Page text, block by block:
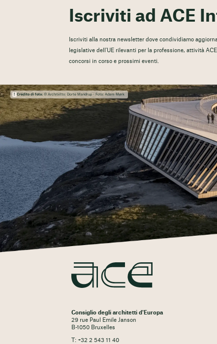
Iscriviti ad ACE
Iscriviti alla nostra newsletter dove condividiamo
legislative dell'UE rilevanti per la professione, attività
concorsi in corso e prossimi eventi.
Credito di foto:© Architetto: Dorte Mandrup - Foto: Adam Mørk
Consiglio degli architetti d'Europa
29 rue Paul Emile Janson
B-1050 Bruxelles
T: +32 2 543 11 40